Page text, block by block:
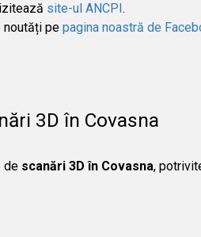
site-ul ANCPI.
noutăți pe pagina noastră de
3D în Covasna
de scanări 3D în Covasna,